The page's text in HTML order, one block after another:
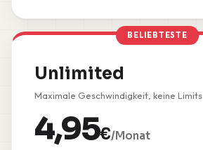
BELIEBTESTE
Unlimited
Maximale Geschwindigkeit, keine Limits
4,95€/Monat